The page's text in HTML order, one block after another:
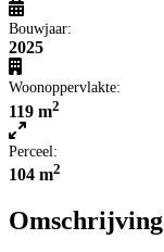
Bouwjaar:
2025
Woonoppervlakte:
119 m2
Perceel:
104 m2
Omschrijving